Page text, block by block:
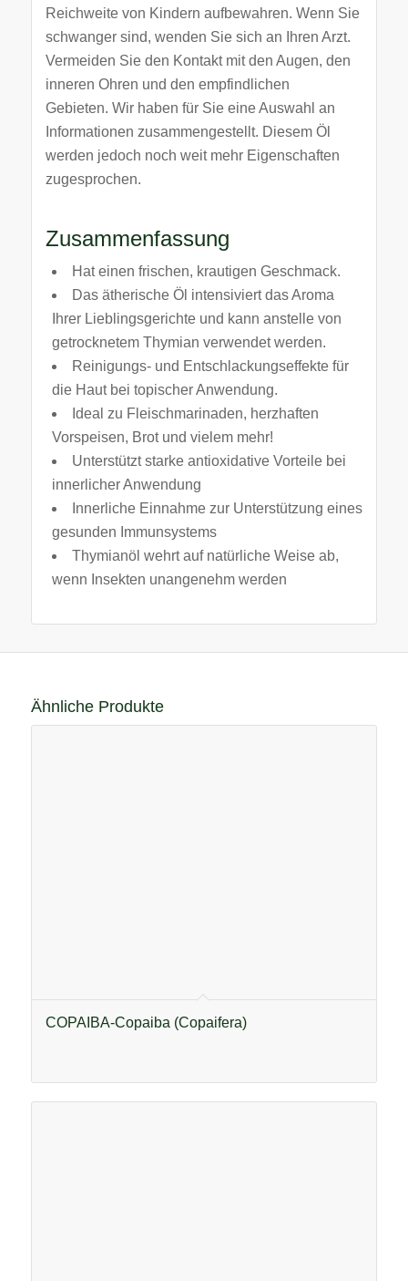
Reichweite von Kindern aufbewahren. Wenn Sie
schwanger sind, wenden Sie sich an Ihren Arzt.
Vermeiden Sie den Kontakt mit den Augen, den
inneren Ohren und den empfindlichen
Gebieten. Wir haben für Sie eine Auswahl an
Informationen zusammengestellt. Diesem Öl
werden jedoch noch weit mehr Eigenschaften
zugesprochen.
Zusammenfassung
Hat einen frischen, krautigen Geschmack.
Das ätherische Öl intensiviert das Aroma
Ihrer Lieblingsgerichte und kann anstelle von
getrocknetem Thymian verwendet werden.
Reinigungs- und Entschlackungseffekte für
die Haut bei topischer Anwendung.
Ideal zu Fleischmarinaden, herzhaften
Vorspeisen, Brot und vielem mehr!
Unterstützt starke antioxidative Vorteile bei
innerlicher Anwendung
Innerliche Einnahme zur Unterstützung eines
gesunden Immunsystems
Thymianöl wehrt auf natürliche Weise ab,
wenn Insekten unangenehm werden
Ähnliche Produkte
COPAIBA-Copaiba (Copaifera)